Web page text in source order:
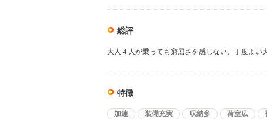
総評
大人４人が乗っても窮屈さを感じない、丁度よい
特徴
加速 装備充実 収納多 荷室広